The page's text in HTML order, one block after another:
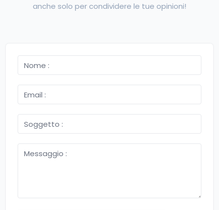
anche solo per condividere le tue opinioni!